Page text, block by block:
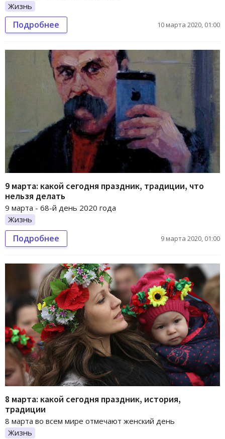
Жизнь
Подробнее 10 марта 2020, 01:00
9 марта: какой сегодня праздник, традиции, что
нельзя делать
9 марта - 68-й день 2020 года
Жизнь
Подробнее 9 марта 2020, 01:00
8 марта: какой сегодня праздник, история,
традиции
8 марта во всем мире отмечают женский день
Жизнь